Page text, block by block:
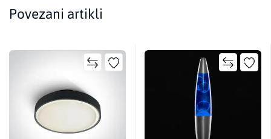
Povezani artikli